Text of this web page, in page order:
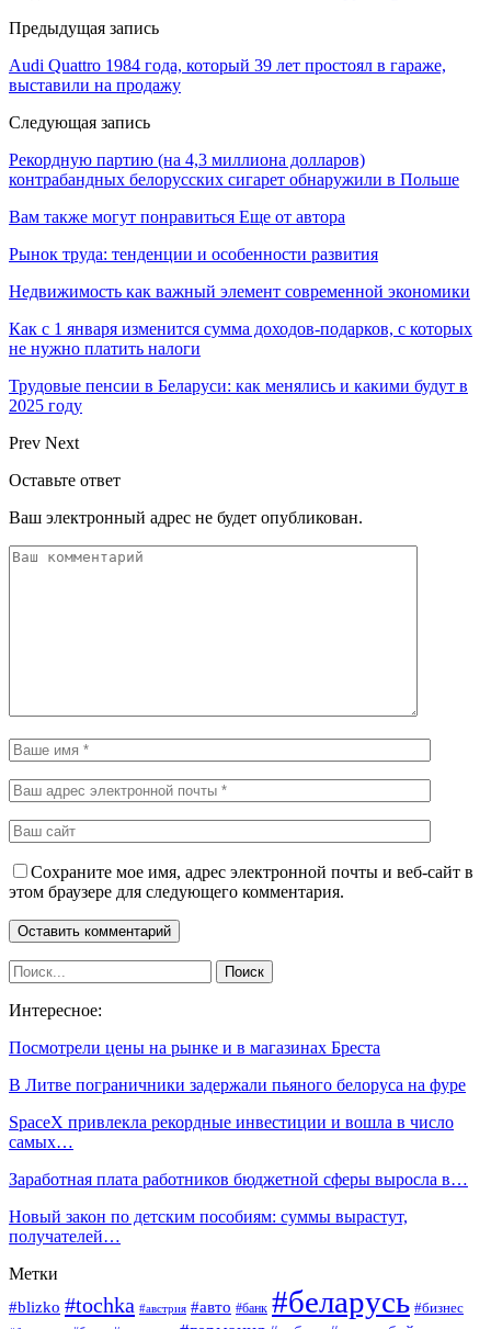
Предыдущая запись
Audi Quattro 1984 года, который 39 лет простоял в гараже,
выставили на продажу
Следующая запись
Рекордную партию (на 4,3 миллиона долларов)
контрабандных белорусских сигарет обнаружили в Польше
Вам также могут понравиться Еще от автора
Рынок труда: тенденции и особенности развития
Недвижимость как важный элемент современной экономики
Как с 1 января изменится сумма доходов-подарков, с которых
не нужно платить налоги
Трудовые пенсии в Беларуси: как менялись и какими будут в
2025 году
Prev Next
Оставьте ответ
Ваш электронный адрес не будет опубликован.
Сохраните мое имя, адрес электронной почты и веб-сайт в
этом браузере для следующего комментария.
Интересное:
Посмотрели цены на рынке и в магазинах Бреста
В Литве пограничники задержали пьяного белоруса на фуре
SpaceX привлекла рекордные инвестиции и вошла в число
самых…
Заработная плата работников бюджетной сферы выросла в…
Новый закон по детским пособиям: суммы вырастут,
получателей…
Метки
#blizko #tochka #австрия #авто #банк #беларусь #бизнес